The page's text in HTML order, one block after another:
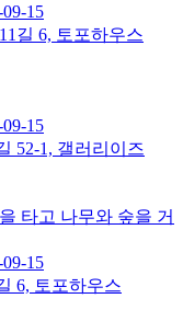
15
길 6, 토포하우스
15
52-1, 갤러리이즈
타고 나무와 숲을 거
15
6, 토포하우스